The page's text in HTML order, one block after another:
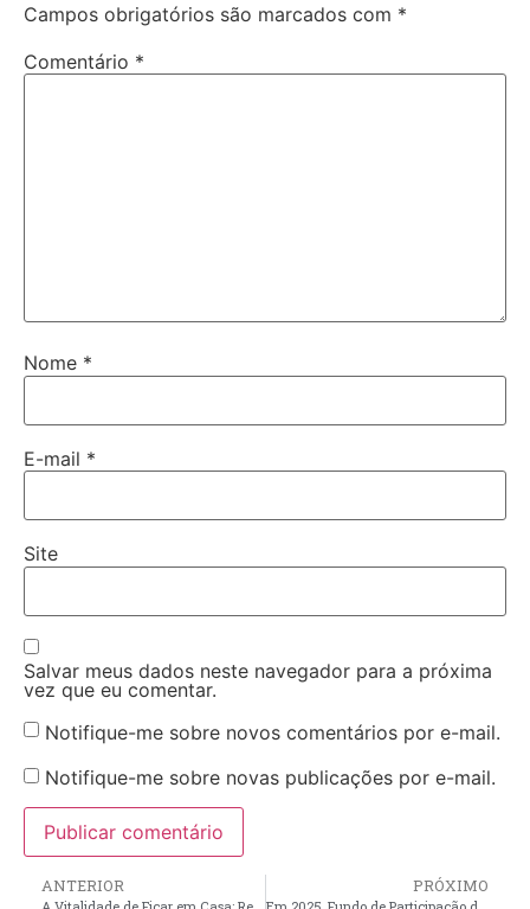
Campos obrigatórios são marcados com *
Comentário *
Nome *
E-mail *
Site
Salvar meus dados neste navegador para a próxima
vez que eu comentar.
Notifique-me sobre novos comentários por e-mail.
Notifique-me sobre novas publicações por e-mail.
ANTERIOR PRÓXIMO